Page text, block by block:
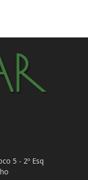
5 - 2º Esq